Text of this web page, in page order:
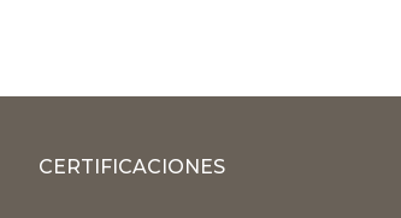
CERTIFICACIONES